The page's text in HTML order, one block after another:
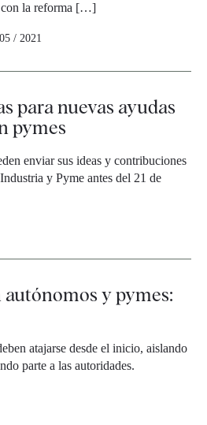
con la reforma […]
/ 2021
para nuevas ayudas
pymes
enviar sus ideas y contribuciones
y Pyme antes del 21 de
y pymes:
atajarse desde el inicio, aislando
parte a las autoridades.